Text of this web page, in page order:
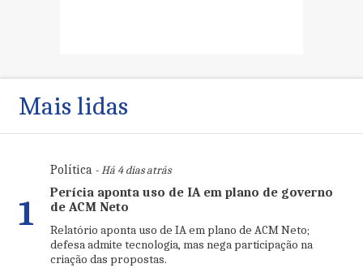
Mais lidas
1
Política- Há 4 dias atrás
Perícia aponta uso de IA em plano de governo
de ACM Neto
Relatório aponta uso de IA em plano de ACM Neto;
defesa admite tecnologia, mas nega participação na
criação das propostas.